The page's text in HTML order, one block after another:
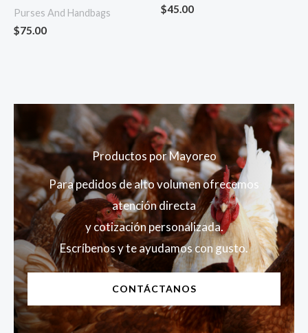
Purses And Handbags
$75.00
$45.00
Productos por Mayoreo
Para pedidos de alto volumen ofrecemos
atención directa
y cotización personalizada.
Escríbenos y te ayudamos con gusto.
CONTÁCTANOS